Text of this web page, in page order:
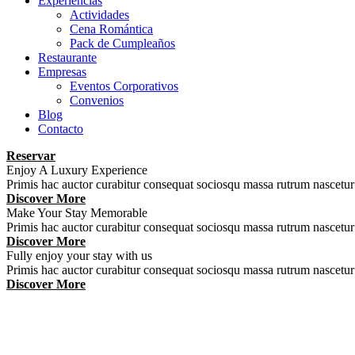
Actividades
Cena Romántica
Pack de Cumpleaños
Restaurante
Empresas
Eventos Corporativos
Convenios
Blog
Contacto
Reservar
Enjoy A Luxury Experience
Primis hac auctor curabitur consequat sociosqu massa rutrum
Discover More
Make Your Stay Memorable
Primis hac auctor curabitur consequat sociosqu massa rutrum
Discover More
Fully enjoy your stay with us
Primis hac auctor curabitur consequat sociosqu massa rutrum
Discover More